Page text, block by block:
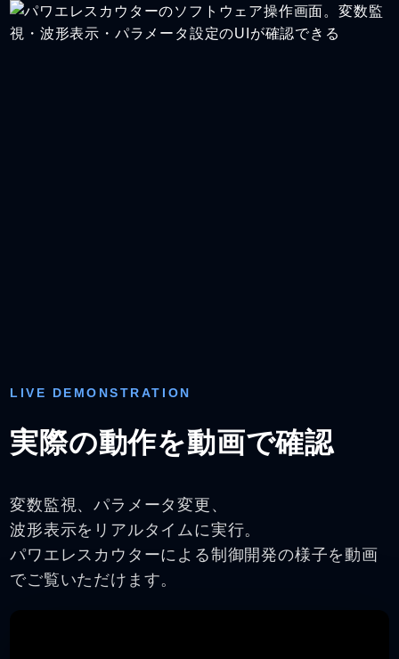
LIVE DEMONSTRATION
実際の動作を動画で確認
変数監視、パラメータ変更、
波形表示をリアルタイムに実行。
パワエレスカウターによる制御開発の様子を動画
でご覧いただけます。